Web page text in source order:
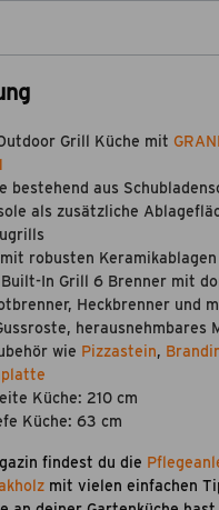
Grill Küche mit
bestehend aus
als zusätzliche
robusten
In Grill 6 Brenner mit
Heckbrenner und
herausnehmbares
wie Pizzastein,
Küche: 210 cm
Küche: 63 cm
findest du die
mit vielen einfachen